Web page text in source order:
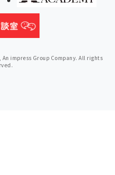
impress Group Company. All rights